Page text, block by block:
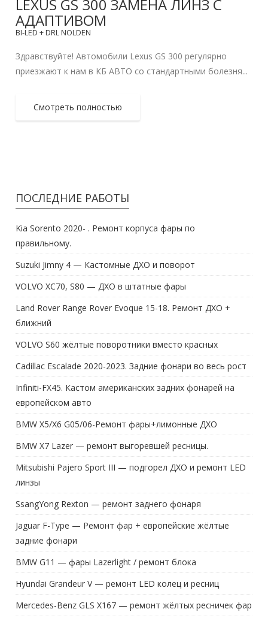
LEXUS GS 300 ЗАМЕНА ЛИНЗ С
АДАПТИВОМ
BI-LED + DRL NOLDEN
Здравствуйте! Автомобили Lexus GS 300 регулярно
приезжают к нам в КБ АВТО со стандартными болезня...
Смотреть полностью
ПОСЛЕДНИЕ РАБОТЫ
Kia Sorento 2020- . Ремонт корпуса фары по
правильному.
Suzuki Jimny 4 — Кастомные ДХО и поворот
VOLVO XC70, S80 — ДХО в штатные фары
Land Rover Range Rover Evoque 15-18. Ремонт ДХО +
ближний
VOLVO S60 жёлтые поворотники вместо красных
Cadillac Escalade 2020-2023. Задние фонари во весь рост
Infiniti-FX45. Кастом американских задних фонарей на
европейском авто
BMW X5/X6 G05/06-Ремонт фары+лимонные ДХО
BMW X7 Lazer — ремонт выгоревшей ресницы.
Mitsubishi Pajero Sport III — подгорел ДХО и ремонт LED
линзы
SsangYong Rexton — ремонт заднего фонаря
Jaguar F-Type — Ремонт фар + европейские жёлтые
задние фонари
BMW G11 — фары Lazerlight / ремонт блока
Hyundai Grandeur V — ремонт LED колец и ресниц
Mercedes-Benz GLS X167 — ремонт жёлтых ресничек фар